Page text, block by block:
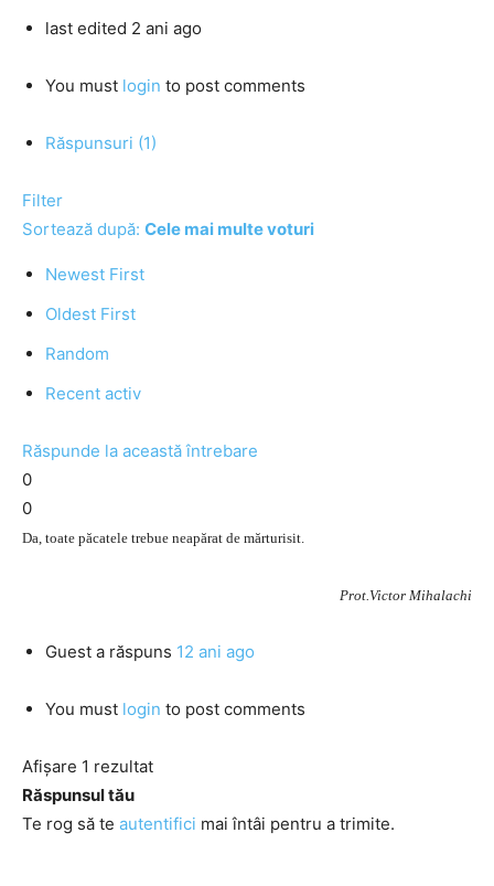
last edited 2 ani ago
You must login to post comments
Răspunsuri (1)
Filter
Sortează după: Cele mai multe voturi
Newest First
Oldest First
Random
Recent activ
Răspunde la această întrebare
0
0
Da, toate păcatele trebue neapărat de mărturisit.
Prot.Victor Mihalachi
Guest a răspuns 12 ani ago
You must login to post comments
Afișare 1 rezultat
Răspunsul tău
Te rog să te autentifici mai întâi pentru a trimite.